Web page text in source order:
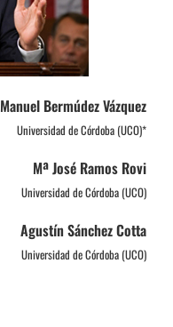
Manuel Bermúdez Vázquez
Universidad de Córdoba (UCO)*
Mª José Ramos Rovi
Universidad de Córdoba (UCO)
Agustín Sánchez Cotta
Universidad de Córdoba (UCO)